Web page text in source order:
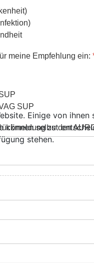
meine Empfehlung ein:
SUP
zu den
Einige von
können selbst
stehen.